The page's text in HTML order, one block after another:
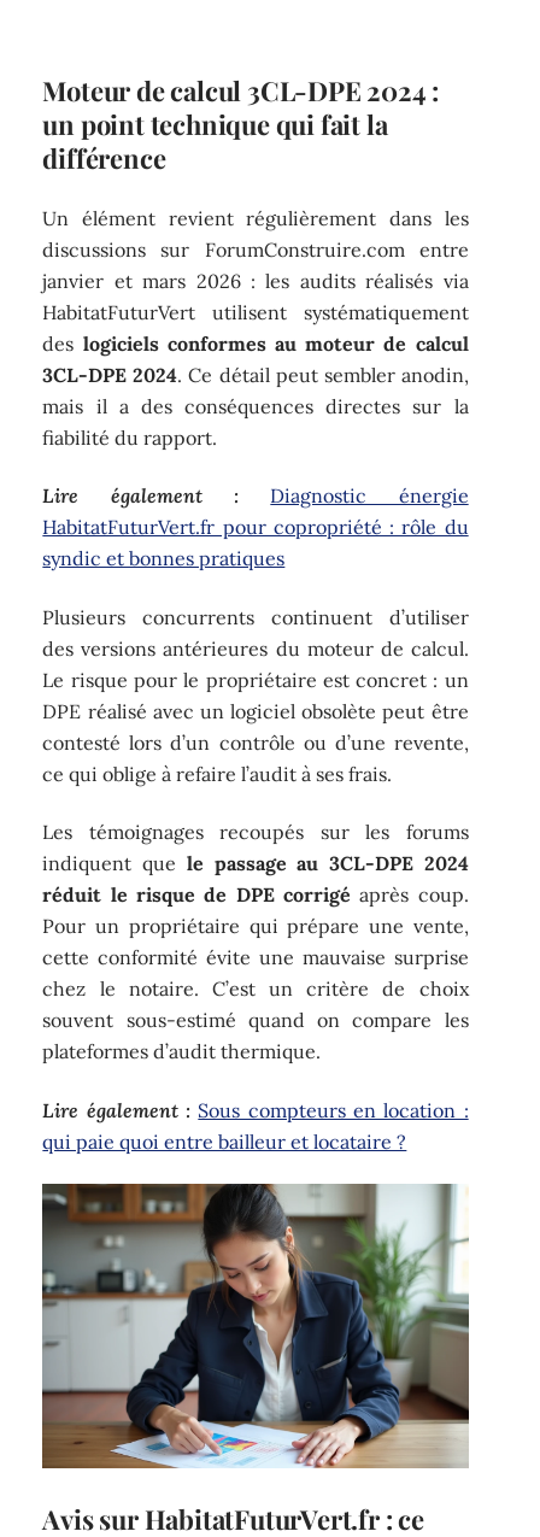
Moteur de calcul 3CL-DPE 2024 :
un point technique qui fait la
différence
Un élément revient régulièrement dans les
discussions sur ForumConstruire.com entre
janvier et mars 2026 : les audits réalisés via
HabitatFuturVert utilisent systématiquement
des logiciels conformes au moteur de calcul
3CL-DPE 2024. Ce détail peut sembler anodin,
mais il a des conséquences directes sur la
fiabilité du rapport.
Lire également :
Diagnostic énergie
HabitatFuturVert.fr pour copropriété : rôle du
syndic et bonnes pratiques
Plusieurs concurrents continuent d’utiliser
des versions antérieures du moteur de calcul.
Le risque pour le propriétaire est concret : un
DPE réalisé avec un logiciel obsolète peut être
contesté lors d’un contrôle ou d’une revente,
ce qui oblige à refaire l’audit à ses frais.
Les témoignages recoupés sur les forums
indiquent que le passage au 3CL-DPE 2024
réduit le risque de DPE corrigé après coup.
Pour un propriétaire qui prépare une vente,
cette conformité évite une mauvaise surprise
chez le notaire. C’est un critère de choix
souvent sous-estimé quand on compare les
plateformes d’audit thermique.
Lire également : Sous compteurs en location :
qui paie quoi entre bailleur et locataire ?
Avis sur HabitatFuturVert.fr : ce